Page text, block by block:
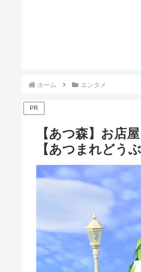
ホーム エンタメ
PR
【あつ森】お店
【あつまれどう